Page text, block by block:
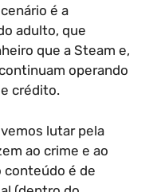
é a
adulto, que
que a Steam e,
operando
crédito.
lutar pela
ao crime e ao
conteúdo é de